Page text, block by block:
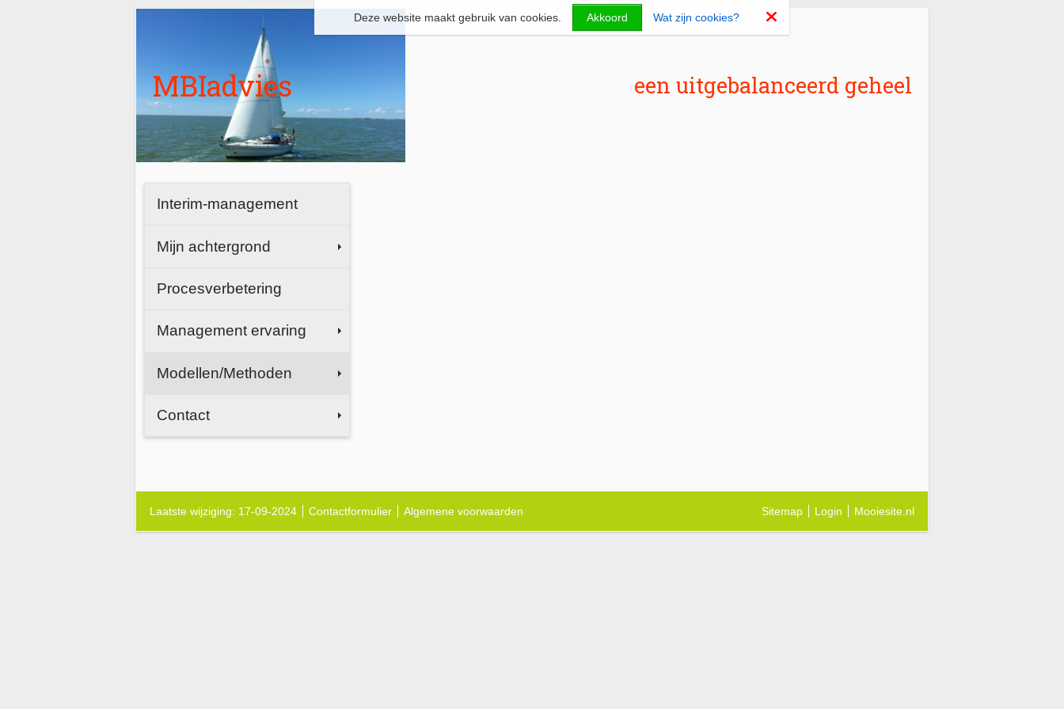
MBIadvies een uitgebalanceerd geheel
Interim-management
Mijn achtergrond
Procesverbetering
Management ervaring
Modellen/Methoden
Contact
Laatste wijziging: 17-09-2024 Contactformulier Algemene voorwaarden Sitemap Login Mooiesite.nl
Deze website maakt gebruik van cookies. Akkoord Wat zijn cookies?